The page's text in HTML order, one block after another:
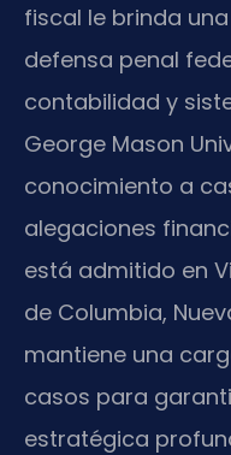
fiscal le brinda
defensa penal
contabilidad y
George Mason
conocimiento a
alegaciones
está admitido en
de Columbia,
mantiene una
casos para
estratégica